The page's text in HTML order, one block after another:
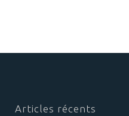
Articles récents